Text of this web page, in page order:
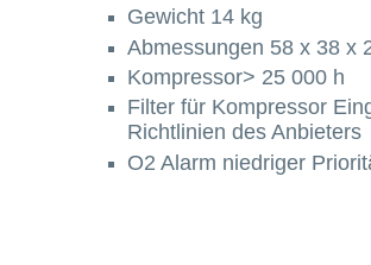
Gewicht 14 kg
Abmessungen 58 x 38 x
Kompressor> 25 000 h
Filter für Kompressor
Richtlinien des Anbieters
O2 Alarm niedriger